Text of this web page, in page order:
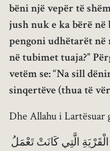
bëni një vepër të
jush nuk e ka bërë
pengoni udhëtarët
në tubimet tuaja?”
vetëm se: “Na sill
sinqertëve (thua të
Dhe Allahu i Lartësuar
الَّتِي كَانَتْ تَعْمَلُ